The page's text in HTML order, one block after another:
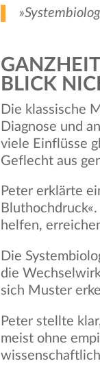
BLICK
Die klassische
Diagnose und
viele Einflüsse
Geflecht aus
Peter erklärte
helfen,
Die
die
sich Muster
Peter stellte
meist ohne